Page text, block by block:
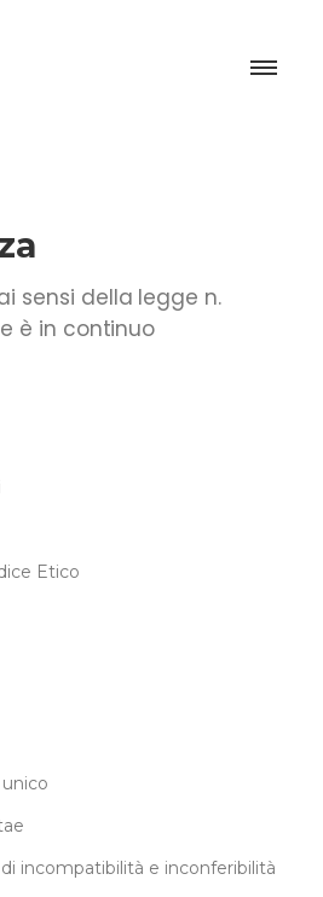
sensi della legge n.
è in continuo
Etico
incompatibilità e inconferibilità